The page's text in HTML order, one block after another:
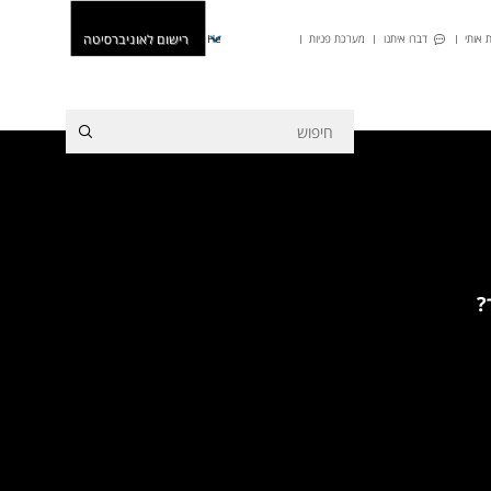
אותי דברו איתנו מערכת פניות He רישום לאוניברסיטה